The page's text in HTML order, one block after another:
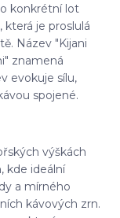
konkrétní lot
která je proslulá
Název "Kijani
znamená
evokuje sílu,
spojené.
výškách
kde ideální
a mírného
kávových zrn.